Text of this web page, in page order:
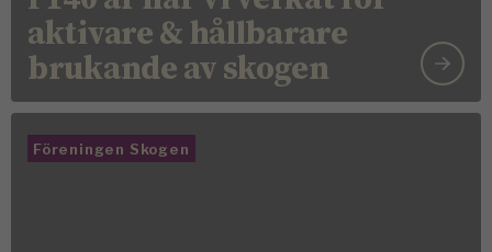
aktivare & hållbarare
brukande av skogen
Föreningen Skogen